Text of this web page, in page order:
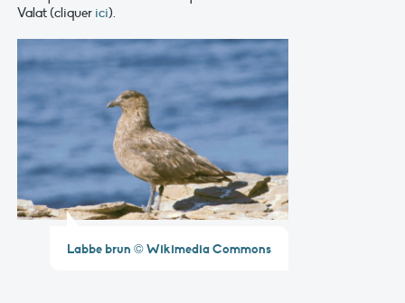
Valat (cliquer ici).
Labbe brun © Wikimedia Commons